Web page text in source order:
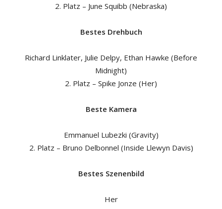
2. Platz – June Squibb (Nebraska)
Bestes Drehbuch
Richard Linklater, Julie Delpy, Ethan Hawke (Before
Midnight)
2. Platz – Spike Jonze (Her)
Beste Kamera
Emmanuel Lubezki (Gravity)
2. Platz – Bruno Delbonnel (Inside Llewyn Davis)
Bestes Szenenbild
Her